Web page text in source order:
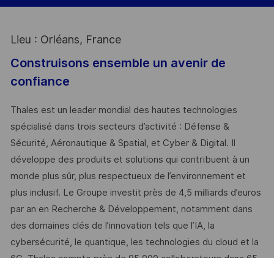
Lieu : Orléans, France
Construisons ensemble un avenir de
confiance
Thales est un leader mondial des hautes technologies
spécialisé dans trois secteurs d’activité : Défense &
Sécurité, Aéronautique & Spatial, et Cyber & Digital. Il
développe des produits et solutions qui contribuent à un
monde plus sûr, plus respectueux de l’environnement et
plus inclusif. Le Groupe investit près de 4,5 milliards d’euros
par an en Recherche & Développement, notamment dans
des domaines clés de l’innovation tels que l’IA, la
cybersécurité, le quantique, les technologies du cloud et la